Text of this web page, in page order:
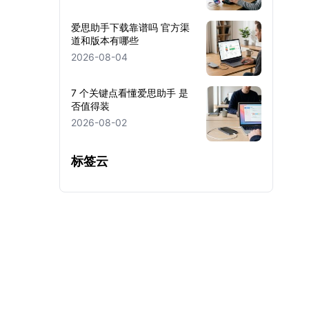
爱思助手下载靠谱吗 官方渠
道和版本有哪些
2026-08-04
7 个关键点看懂爱思助手 是
否值得装
2026-08-02
标签云